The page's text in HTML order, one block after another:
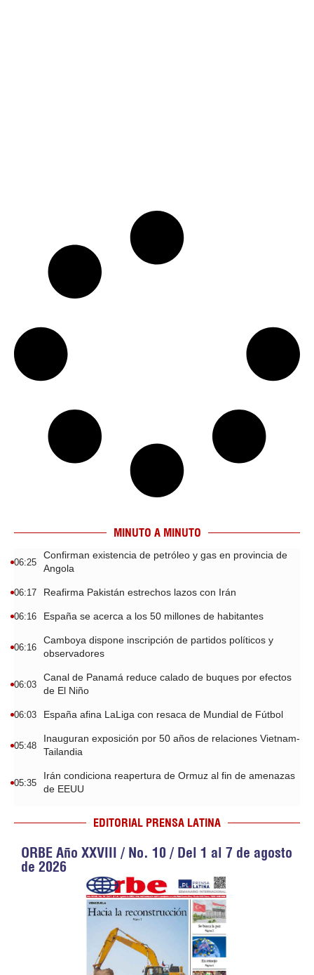
MINUTO A MINUTO
06:25
Confirman existencia de petróleo y gas en provincia de
Angola
06:17 Reafirma Pakistán estrechos lazos con Irán
06:16 España se acerca a los 50 millones de habitantes
06:16
Camboya dispone inscripción de partidos políticos y
observadores
06:03
Canal de Panamá reduce calado de buques por efectos
de El Niño
06:03 España afina LaLiga con resaca de Mundial de Fútbol
05:48
Inauguran exposición por 50 años de relaciones Vietnam-
Tailandia
05:35
Irán condiciona reapertura de Ormuz al fin de amenazas
de EEUU
EDITORIAL PRENSA LATINA
ORBE Año XXVIII / No. 10 / Del 1 al 7 de agosto
de 2026